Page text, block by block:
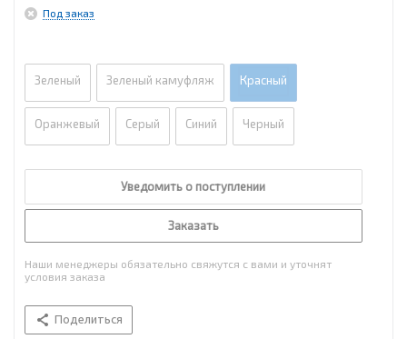
Под заказ
Зеленый Зеленый камуфляж Красный
Оранжевый Серый Синий Черный
Уведомить о поступлении
Заказать
Наши менеджеры обязательно свяжутся с вами и уточнят
условия заказа
Поделиться